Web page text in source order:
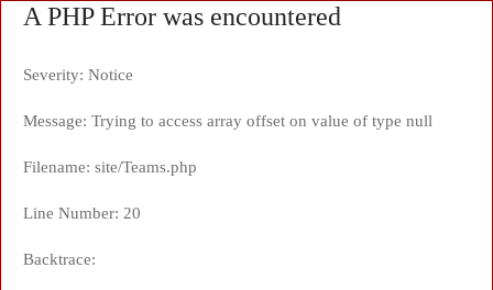
A PHP Error was encountered
Severity: Notice
Message: Trying to access array offset on value of type null
Filename: site/Teams.php
Line Number: 20
Backtrace: